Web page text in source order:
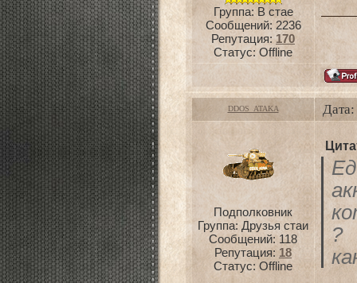
Группа: В стае
Сообщений: 2236
Репутация:170
Статус: Offline
DDOS_ATAKA
Подполковник
Группа: Друзья стаи
Сообщений: 118
Репутация: 18
Статус: Offline
?